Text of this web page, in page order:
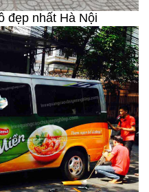
đẹp nhất Hà Nội